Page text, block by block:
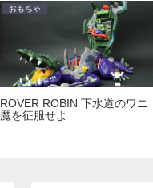
おもちゃ
ROVER ROBIN 下水道のワニ
魔を征服せよ